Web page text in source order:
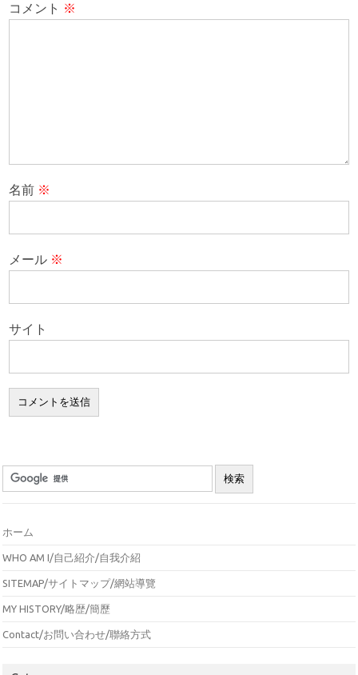
コメント ※
名前 ※
メール ※
サイト
ホーム
WHO AM I/自己紹介/自我介紹
SITEMAP/サイトマップ/網站導覽
MY HISTORY/略歴/簡歷
Contact/お問い合わせ/聯絡方式